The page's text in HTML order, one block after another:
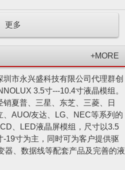
更多
+MORE
圳市永兴盛科技有限公司代理群创
3.5寸---10.4寸液晶模组。
销夏普、三星、东芝、三菱、日
、AUO/友达、LG、NEC等系列的
、LED液晶屏模组，尺寸以3.5
-19寸为主，同时可为客户提供驱
器、数据线等配套产品及完善的液